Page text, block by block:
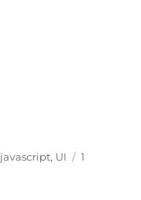
Tags
javascript, UI
1